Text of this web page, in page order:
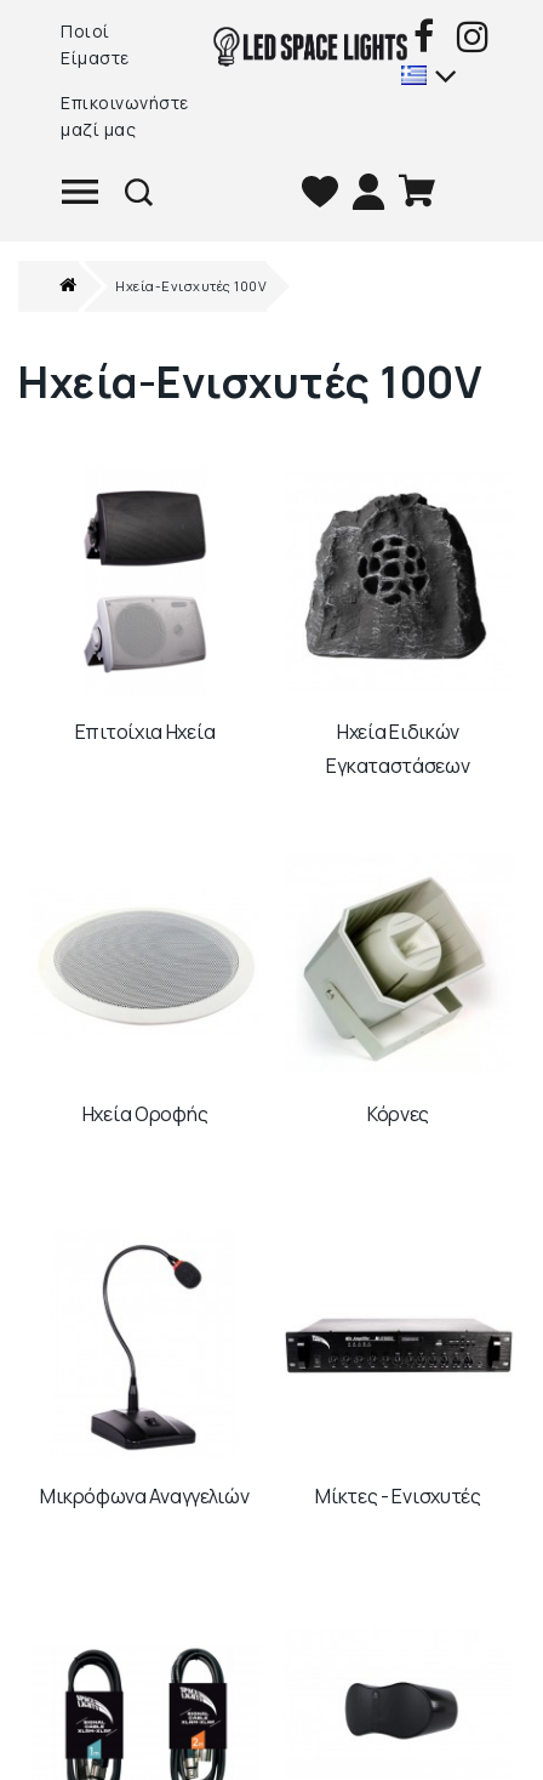
Ποιοί
Είμαστε
Επικοινωνήστε
μαζί μας
Ηχεία-Ενισχυτές 100V
Ηχεία-Ενισχυτές 100V
Επιτοίχια Ηχεία
Ηχεία Ειδικών
Εγκαταστάσεων
Ηχεία Οροφής Κόρνες
Μικρόφωνα Αναγγελιών Μίκτες - Ενισχυτές